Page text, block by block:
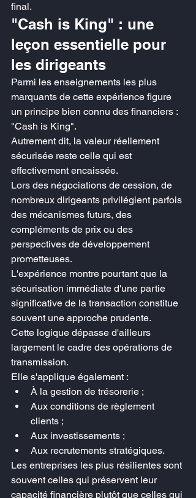
final.
"Cash is King" : une
leçon essentielle pour
les dirigeants
Parmi les enseignements les plus
marquants de cette expérience figure
un principe bien connu des financiers :
"Cash is King".
Autrement dit, la valeur réellement
sécurisée reste celle qui est
effectivement encaissée.
Lors des négociations de cession, de
nombreux dirigeants privilégient parfois
des mécanismes futurs, des
compléments de prix ou des
perspectives de développement
prometteuses.
L'expérience montre pourtant que la
sécurisation immédiate d'une partie
significative de la transaction constitue
souvent une approche prudente.
Cette logique dépasse d'ailleurs
largement le cadre des opérations de
transmission.
Elle s'applique également :
À la gestion de trésorerie ;
Aux conditions de règlement
clients ;
Aux investissements ;
Aux recrutements stratégiques.
Les entreprises les plus résilientes sont
souvent celles qui préservent leur
capacité financière plutôt que celles qui